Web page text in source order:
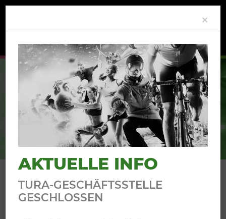
AKTUELLES
TISCHTENNIS
TAG DER OFFENEN TÜR
×
AKTUELLE INFO
TURA-GESCHÄFTSSTELLE
GESCHLOSSEN